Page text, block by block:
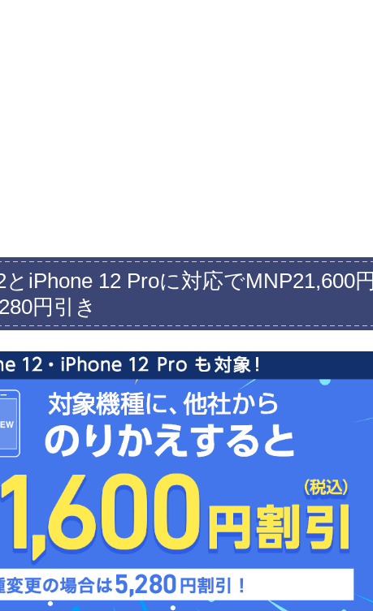
iPhone 12 Proに対応でMNP21,600円
円引き